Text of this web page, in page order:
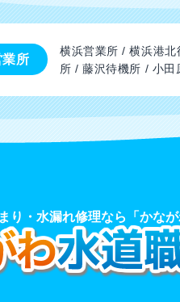
業所
横浜営業所 / 横浜港
所 / 藤沢待機所 / 小田
り・水漏れ修理なら「かなが